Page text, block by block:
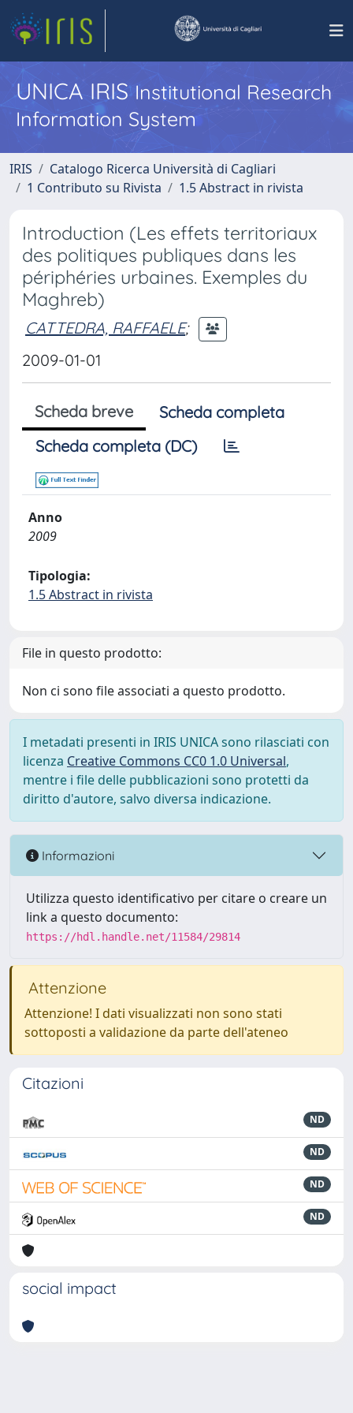
UNICA IRISInstitutional Research
Information System
IRIS
Catalogo Ricerca Università di Cagliari
1 Contributo su Rivista
1.5 Abstract in rivista
Introduction (Les effets territoriaux
des politiques publiques dans les
périphéries urbaines. Exemples du
Maghreb)
CATTEDRA, RAFFAELE;
2009-01-01
Scheda breve
Scheda completa
Scheda completa (DC)
Anno
2009
Tipologia:
1.5 Abstract in rivista
File in questo prodotto:
Non ci sono file associati a questo prodotto.
I metadati presenti in IRIS UNICA sono rilasciati con
licenza Creative Commons CC0 1.0 Universal,
mentre i file delle pubblicazioni sono protetti da
diritto d'autore, salvo diversa indicazione.
Informazioni
Utilizza questo identificativo per citare o creare un
link a questo documento:
https://hdl.handle.net/11584/29814
Attenzione
Attenzione! I dati visualizzati non sono stati
sottoposti a validazione da parte dell'ateneo
Citazioni
ND
ND
ND
ND
social impact